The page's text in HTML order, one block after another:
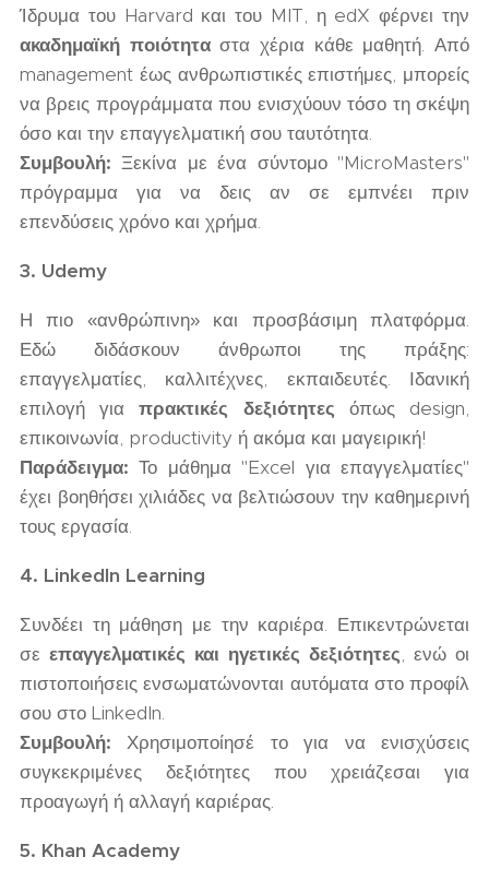
Ίδρυμα του Harvard και του MIT, η edX φέρνει την
ακαδημαϊκή ποιότηταστα χέρια κάθε μαθητή. Από
management έως ανθρωπιστικές επιστήμες, μπορείς
να βρεις προγράμματα που ενισχύουν τόσο τη σκέψη
όσο και την επαγγελματική σου ταυτότητα.
Συμβουλή: Ξεκίνα με ένα σύντομο "MicroMasters"
πρόγραμμα για να δεις αν σε εμπνέει πριν
επενδύσεις χρόνο και χρήμα.
3. Udemy
Η πιο «ανθρώπινη» και προσβάσιμη πλατφόρμα.
Εδώ διδάσκουν άνθρωποι της πράξης:
επαγγελματίες, καλλιτέχνες, εκπαιδευτές. Ιδανική
επιλογή γιαπρακτικές δεξιότητες όπως design,
επικοινωνία, productivity ή ακόμα και μαγειρική!
Παράδειγμα: Το μάθημα "Excel για επαγγελματίες"
έχει βοηθήσει χιλιάδες να βελτιώσουν την καθημερινή
τους εργασία.
4. LinkedIn Learning
Συνδέει τη μάθηση με την καριέρα. Επικεντρώνεται
σε επαγγελματικές και ηγετικές δεξιότητες, ενώ οι
πιστοποιήσεις ενσωματώνονται αυτόματα στο προφίλ
σου στο LinkedIn.
Συμβουλή: Χρησιμοποίησέ το για να ενισχύσεις
συγκεκριμένες δεξιότητες που χρειάζεσαι για
προαγωγή ή αλλαγή καριέρας.
5. Khan Academy